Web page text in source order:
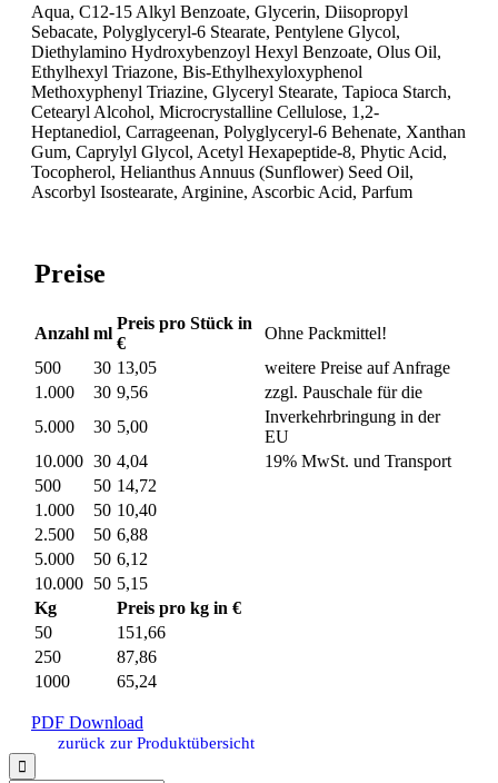
Aqua, C12-15 Alkyl Benzoate, Glycerin, Diisopropyl
Sebacate, Polyglyceryl-6 Stearate, Pentylene Glycol,
Diethylamino Hydroxybenzoyl Hexyl Benzoate, Olus Oil,
Ethylhexyl Triazone, Bis-Ethylhexyloxyphenol
Methoxyphenyl Triazine, Glyceryl Stearate, Tapioca Starch,
Cetearyl Alcohol, Microcrystalline Cellulose, 1,2-
Heptanediol, Carrageenan, Polyglyceryl-6 Behenate, Xanthan
Gum, Caprylyl Glycol, Acetyl Hexapeptide-8, Phytic Acid,
Tocopherol, Helianthus Annuus (Sunflower) Seed Oil,
Ascorbyl Isostearate, Arginine, Ascorbic Acid, Parfum
Preise
Anzahl ml
Preis pro Stück in
€
Ohne Packmittel!
500
30 13,05
weitere Preise auf Anfrage
1.000
30 9,56
zzgl. Pauschale für die
5.000
30 5,00
Inverkehrbringung in der
EU
10.000 30 4,04
19% MwSt. und Transport
500
50 14,72
1.000
50 10,40
2.500
50 6,88
5.000
50 6,12
10.000 50 5,15
Kg
Preis pro kg in €
50
151,66
250
87,86
1000
65,24
PDF Download
zurück zur Produktübersicht
